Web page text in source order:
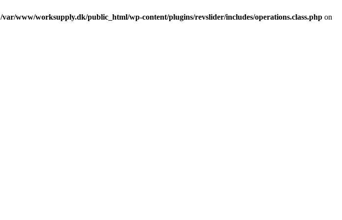
/var/www/worksupply.dk/public_html/wp-content/plugins/revslider/includes/operations.class.php on